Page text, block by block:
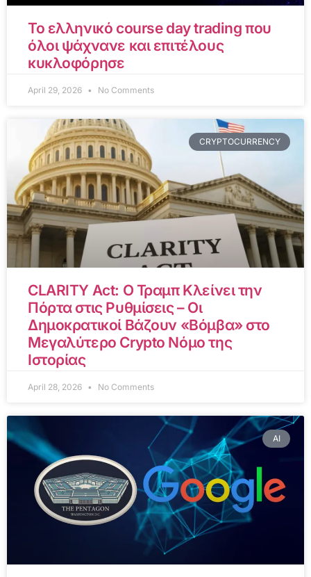
Το ελληνικό course day trading που
όλοι ψάχνανε και επιτέλους
κυκλοφόρησε
April 29, 2026 No Comments
CRYPTOCURRENCY
CLARITY Act: Ο Τραμπ Κλείνει την
Πόρτα στις Ρυθμίσεις – Οι
Δημοκρατικοί Βάζουν «Βόμβα» στο
Μεγαλύτερο Crypto Νόμο της
Ιστορίας
April 28, 2026 No Comments
AI